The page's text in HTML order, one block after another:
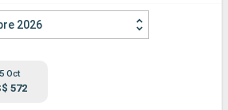
2026
Oct
572
Compañías